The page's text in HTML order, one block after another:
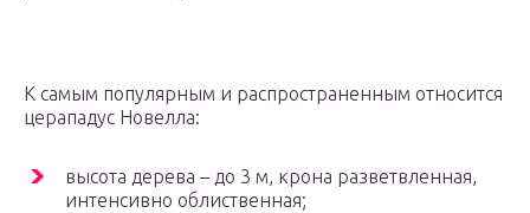
К самым популярным и распространенным относится
церападус Новелла:
высота дерева – до 3 м, крона разветвленная,
интенсивно облиственная;